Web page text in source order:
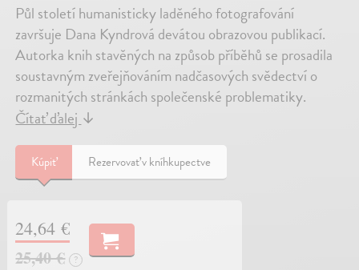
Půl století humanisticky laděného fotografování
završuje Dana Kyndrová devátou obrazovou publikací.
Autorka knih stavěných na způsob příběhů se prosadila
soustavným zveřejňováním nadčasových svědectví o
rozmanitých stránkách společenské problematiky.
Čítať ďalej↓
Kúpiť Rezervovať v kníhkupectve
24,64 €
25,40 €
?